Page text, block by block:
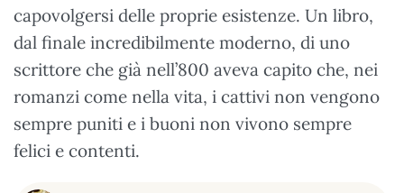
capovolgersi delle proprie esistenze. Un libro,
dal finale incredibilmente moderno, di uno
scrittore che già nell’800 aveva capito che, nei
romanzi come nella vita, i cattivi non vengono
sempre puniti e i buoni non vivono sempre
felici e contenti.